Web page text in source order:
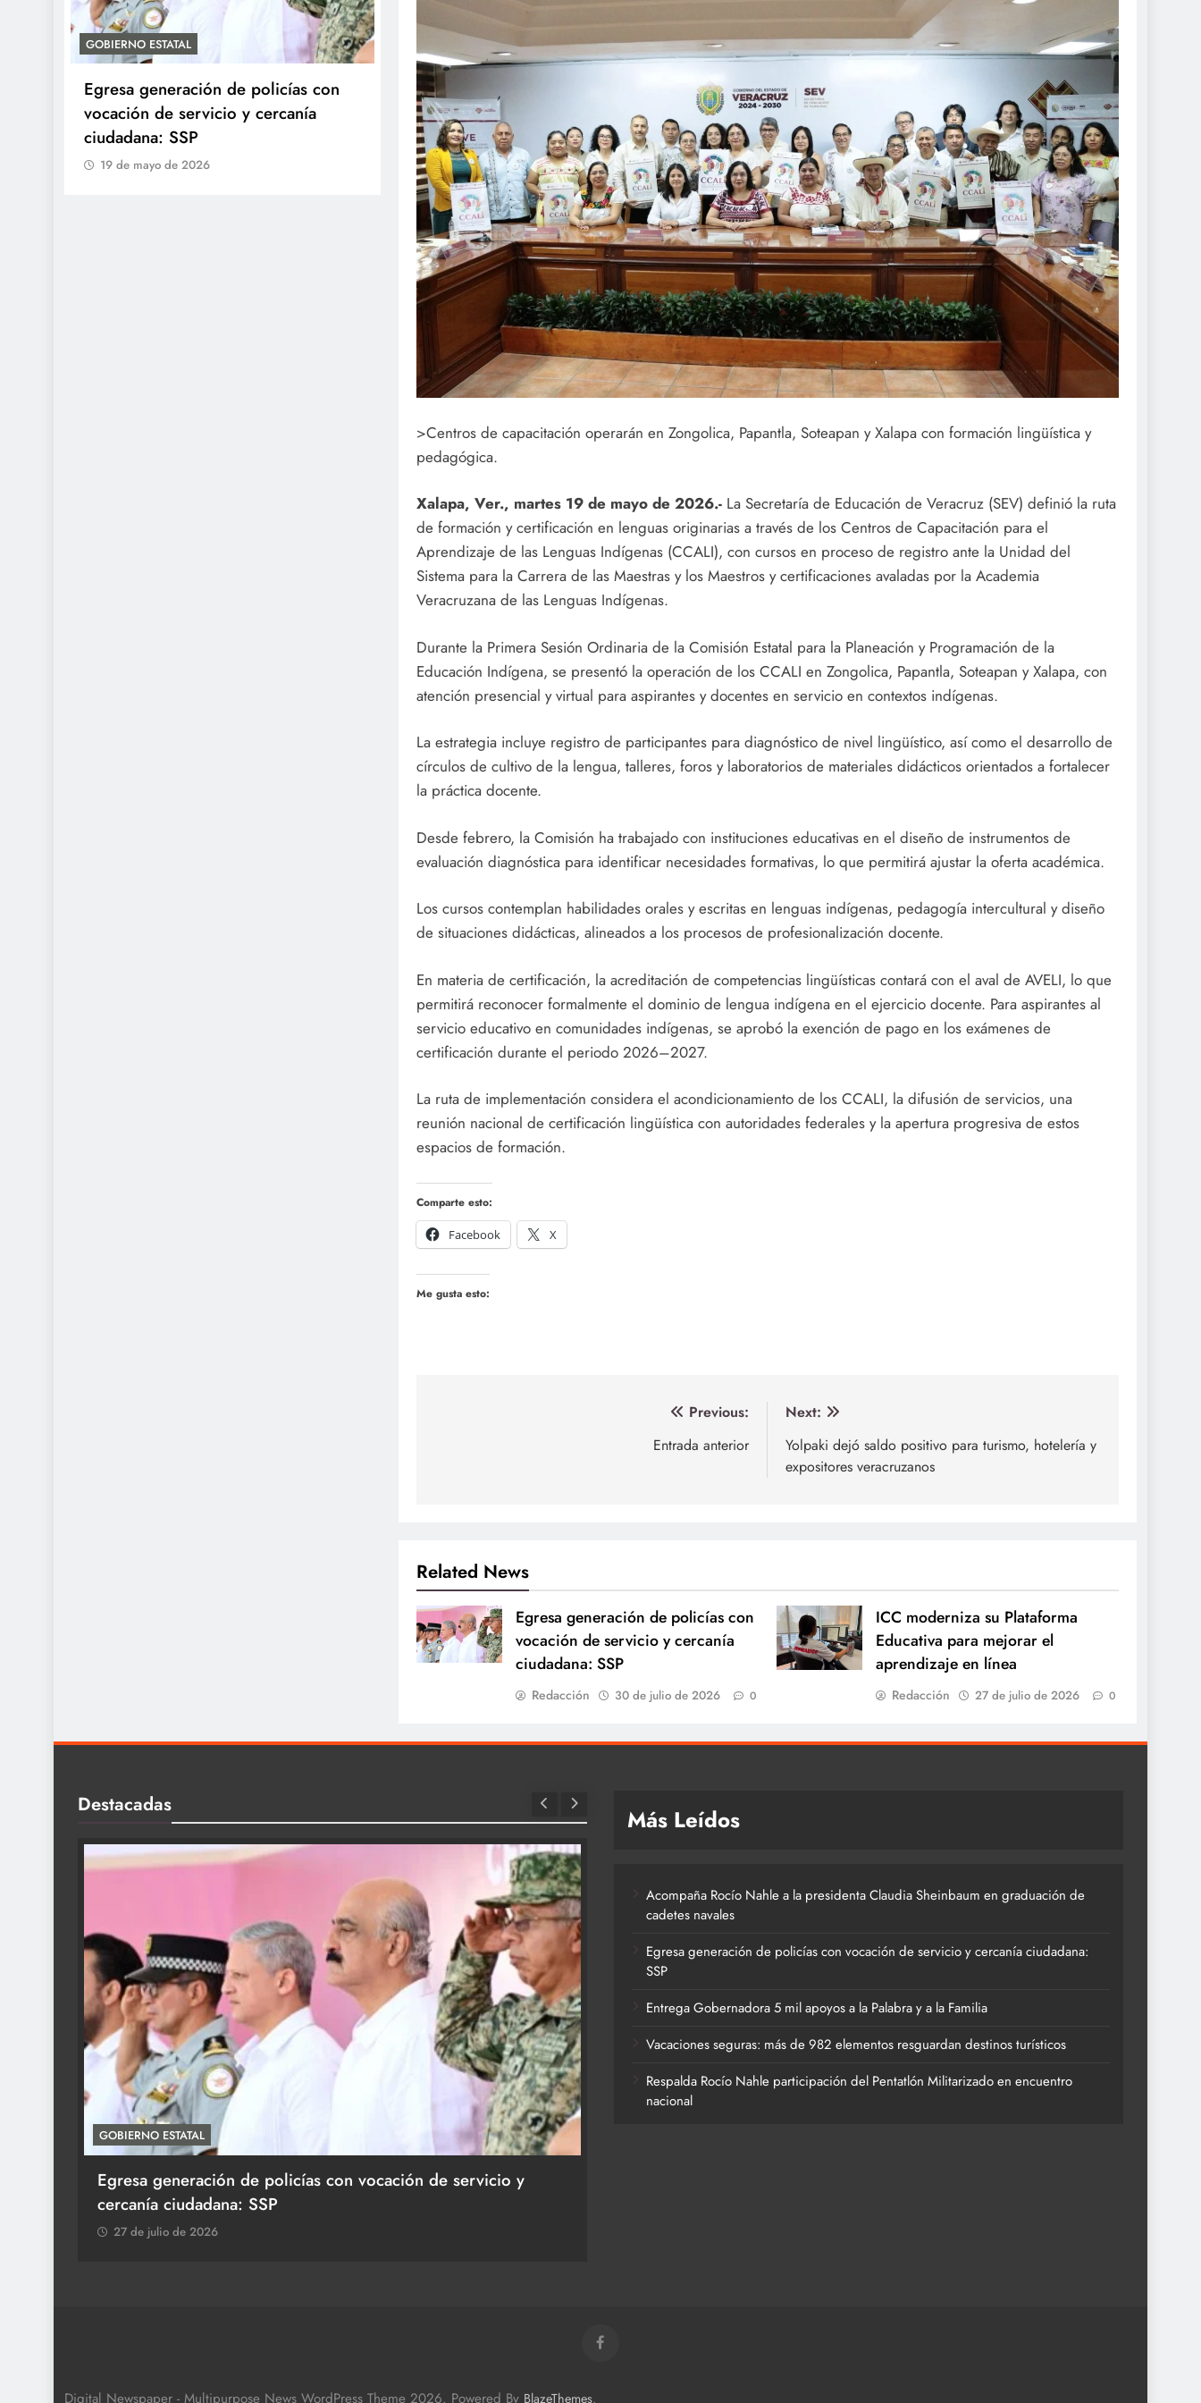
GOBIERNO ESTATAL
Egresa generación de policías con
vocación de servicio y cercanía
ciudadana: SSP
19 de mayo de 2026
ACTIVIDADES DE ROCÍO NAHLE
Entrega Gobernadora 5 mil apoyos a
la Palabra y a la Familia
19 de mayo de 2026
ACTIVIDADES DE ROCÍO NAHLE
Vacaciones seguras: más de 982
elementos resguardan destinos
turísticos
19 de mayo de 2026
>Centros de capacitación operarán en Zongolica, Papantla, Soteapan y Xalapa con formación lingüística y
pedagógica.
Xalapa, Ver., martes 19 de mayo de 2026.- La Secretaría de Educación de Veracruz (SEV) definió la ruta
de formación y certificación en lenguas originarias a través de los Centros de Capacitación para el
Aprendizaje de las Lenguas Indígenas (CCALI), con cursos en proceso de registro ante la Unidad del
Sistema para la Carrera de las Maestras y los Maestros y certificaciones avaladas por la Academia
Veracruzana de las Lenguas Indígenas.
Durante la Primera Sesión Ordinaria de la Comisión Estatal para la Planeación y Programación de la
Educación Indígena, se presentó la operación de los CCALI en Zongolica, Papantla, Soteapan y Xalapa, con
atención presencial y virtual para aspirantes y docentes en servicio en contextos indígenas.
La estrategia incluye registro de participantes para diagnóstico de nivel lingüístico, así como el desarrollo de
círculos de cultivo de la lengua, talleres, foros y laboratorios de materiales didácticos orientados a fortalecer
la práctica docente.
Desde febrero, la Comisión ha trabajado con instituciones educativas en el diseño de instrumentos de
evaluación diagnóstica para identificar necesidades formativas, lo que permitirá ajustar la oferta académica.
Los cursos contemplan habilidades orales y escritas en lenguas indígenas, pedagogía intercultural y diseño
de situaciones didácticas, alineados a los procesos de profesionalización docente.
En materia de certificación, la acreditación de competencias lingüísticas contará con el aval de AVELI, lo que
permitirá reconocer formalmente el dominio de lengua indígena en el ejercicio docente. Para aspirantes al
servicio educativo en comunidades indígenas, se aprobó la exención de pago en los exámenes de
certificación durante el periodo 2026–2027.
La ruta de implementación considera el acondicionamiento de los CCALI, la difusión de servicios, una
reunión nacional de certificación lingüística con autoridades federales y la apertura progresiva de estos
espacios de formación.
Comparte esto:
Facebook
X
Me gusta esto:
Previous:
Entrada anterior
Next:
Yolpaki dejó saldo positivo para turismo, hotelería y
expositores veracruzanos
Related News
Egresa generación de policías con
vocación de servicio y cercanía
ciudadana: SSP
Redacción 30 de julio de 2026 0
ICC moderniza su Plataforma
Educativa para mejorar el
aprendizaje en línea
Redacción 27 de julio de 2026 0
Destacadas
GOBIERNO ESTATAL
Egresa generación de policías con vocación de servicio y
cercanía ciudadana: SSP
27 de julio de 2026
Más Leídos
Acompaña Rocío Nahle a la presidenta Claudia Sheinbaum en graduación de
cadetes navales
Egresa generación de policías con vocación de servicio y cercanía ciudadana:
SSP
Entrega Gobernadora 5 mil apoyos a la Palabra y a la Familia
Vacaciones seguras: más de 982 elementos resguardan destinos turísticos
Respalda Rocío Nahle participación del Pentatlón Militarizado en encuentro
nacional
Digital Newspaper - Multipurpose News WordPress Theme 2026. Powered By BlazeThemes.